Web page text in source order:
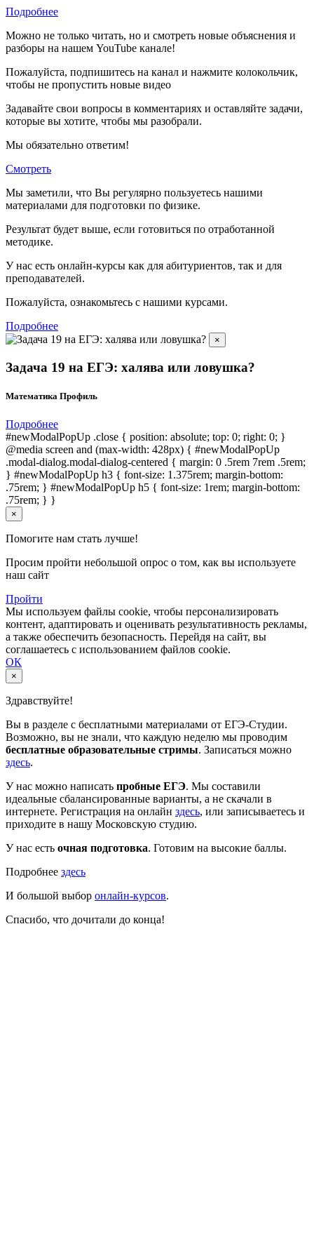
Подробнее
Можно не только читать, но и смотреть новые объяснения и
разборы на нашем YouTube канале!
Пожалуйста, подпишитесь на канал и нажмите колокольчик,
чтобы не пропустить новые видео
Задавайте свои вопросы в комментариях и оставляйте задачи,
которые вы хотите, чтобы мы разобрали.
Мы обязательно ответим!
Смотреть
Мы заметили, что Вы регулярно пользуетесь нашими
материалами для подготовки по физике.
Результат будет выше, если готовиться по отработанной
методике.
У нас есть онлайн-курсы как для абитуриентов, так и для
преподавателей.
Пожалуйста, ознакомьтесь с нашими курсами.
Подробнее
×
Задача 19 на ЕГЭ: халява или ловушка?
Математика Профиль
Подробнее
#newModalPopUp .close { position: absolute; top: 0; right: 0; }
@media screen and (max-width: 428px) { #newModalPopUp
.modal-dialog.modal-dialog-centered { margin: 0 .5rem 7rem .5rem;
} #newModalPopUp h3 { font-size: 1.375rem; margin-bottom:
.75rem; } #newModalPopUp h5 { font-size: 1rem; margin-bottom:
.75rem; } }
×
Помогите нам стать лучше!
Просим пройти небольшой опрос о том, как вы используете
наш сайт
Пройти
Мы используем файлы cookie, чтобы персонализировать
контент, адаптировать и оценивать результативность рекламы,
а также обеспечить безопасность. Перейдя на сайт, вы
соглашаетесь с использованием файлов cookie.
ОК
×
Здравствуйте!
Вы в разделе с бесплатными материалами от ЕГЭ-Студии.
Возможно, вы не знали, что каждую неделю мы проводим
бесплатные образовательные стримы. Записаться можно
здесь.
У нас можно написать пробные ЕГЭ. Мы составили
идеальные сбалансированные варианты, а не скачали в
интернете. Регистрация на онлайн здесь, или записываетесь и
приходите в нашу Московскую студию.
У нас есть очная подготовка. Готовим на высокие баллы.
Подробнее здесь
И большой выбор онлайн-курсов.
Спасибо, что дочитали до конца!